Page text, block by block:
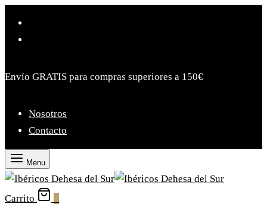
Envío GRATIS para compras superiores a 150€
Nosotros
Contacto
Menu
Carrito